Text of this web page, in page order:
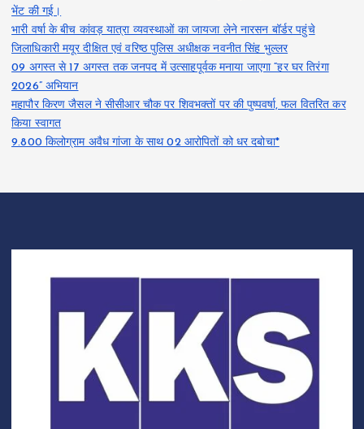
भेंट की गई।
भारी वर्षा के बीच कांवड़ यात्रा व्यवस्थाओं का जायजा लेने नारसन बॉर्डर पहुंचे
जिलाधिकारी मयूर दीक्षित एवं वरिष्ठ पुलिस अधीक्षक नवनीत सिंह भुल्लर
09 अगस्त से 17 अगस्त तक जनपद में उत्साहपूर्वक मनाया जाएगा “हर घर तिरंगा
2026” अभियान
महापौर किरण जैसल ने सीसीआर चौक पर शिवभक्तों पर की पुष्पवर्षा, फल वितरित कर
किया स्वागत
9.800 किलोग्राम अवैध गांजा के साथ 02 आरोपितों को धर दबोचा*